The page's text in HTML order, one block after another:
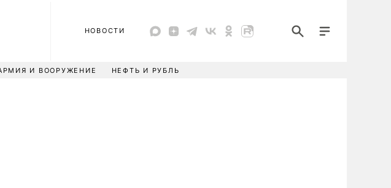
НОВОСТИ
И ВООРУЖЕНИЕ НЕФТЬ И РУБЛЬ